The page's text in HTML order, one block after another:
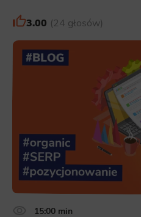
3.00 24 głosów
15:00 min